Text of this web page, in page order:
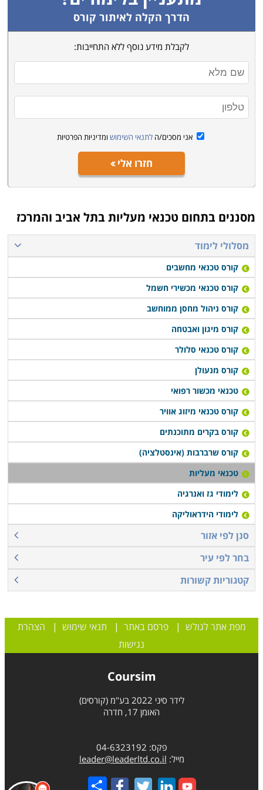
ראשון לציון, רמת גן, תל אביב, כפר סבא ומכללות רבות
השתדלנו לאסוף עבורכם את מיטב תכניות הלימודים, ואנחנו
מקווים שהצלחנו בכך, אך אם בכל אופן לא מצאתם בדיוק
את טכנאי מעליות בתל אביב והמרכז, אנו מזמינים אתכם
להתקשר ליועצות הלימודים המיומנות שלנו, שינסו לאתר
עבורכם עוד הזדמנויות אטרקטיביות שיתאימו לצרכיכם.
הדרך הקלה לאיתור קורס
לקבלת מידע נוסף ללא התחייבות:
אני מסכים/ה לתנאי השימוש ומדיניות הפרטיות
חזרו אלי
מסננים בתחום טכנאי מעליות בתל אביב והמרכז
מסלולי לימוד
קורס טכנאי מחשבים
קורס טכנאי מכשירי חשמל
קורס ניהול מחסן ממוחשב
קורס מיגון ואבטחה
קורס טכנאי סלולר
קורס מנעולן
טכנאי מכשור רפואי
קורס טכנאי מיזוג אוויר
קורס בקרים מתוכנתים
קורס שרברבות (אינסטלציה)
טכנאי מעליות
לימודי גז ואנרגיה
לימודי הידראוליקה
סנן לפי אזור
בחר לפי עיר
קטגוריות קשורות
מפת אתר לגולש |פרסם באתר | תנאי שימוש | הצהרת
נגישות
Coursim
לידר סיני 2022 בע"מ (קורסים)
האומן 17, חדרה
פקס: 04-6323192
מייל: leader@leaderltd.co.il
Share